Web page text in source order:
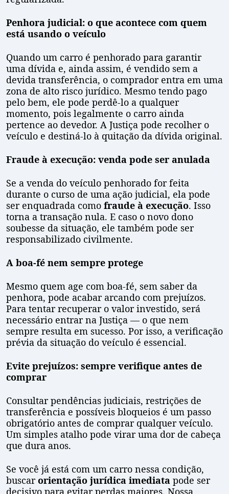
Penhora judicial: o que acontece com quem
está usando o veículo
Quando um carro é penhorado para garantir
uma dívida e, ainda assim, é vendido sem a
devida transferência, o comprador entra em uma
zona de alto risco jurídico. Mesmo tendo pago
pelo bem, ele pode perdê-lo a qualquer
momento, pois legalmente o carro ainda
pertence ao devedor. A Justiça pode recolher o
veículo e destiná-lo à quitação da dívida original.
Fraude à execução: venda pode ser anulada
Se a venda do veículo penhorado for feita
durante o curso de uma ação judicial, ela pode
ser enquadrada como fraude à execução. Isso
torna a transação nula. E caso o novo dono
soubesse da situação, ele também pode ser
responsabilizado civilmente.
A boa-fé nem sempre protege
Mesmo quem age com boa-fé, sem saber da
penhora, pode acabar arcando com prejuízos.
Para tentar recuperar o valor investido, será
necessário entrar na Justiça — o que nem
sempre resulta em sucesso. Por isso, a verificação
prévia da situação do veículo é essencial.
Evite prejuízos: sempre verifique antes de
comprar
Consultar pendências judiciais, restrições de
transferência e possíveis bloqueios é um passo
obrigatório antes de comprar qualquer veículo.
Um simples atalho pode virar uma dor de cabeça
que dura anos.
Se você já está com um carro nessa condição,
buscarorientação jurídica imediata pode ser